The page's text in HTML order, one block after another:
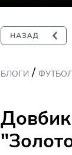
Остальное
БЛОГИ / ФУТБОЛ